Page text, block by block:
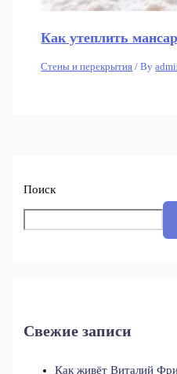
Как утеплить
Стены и перекрытия / By
Поиск
Свежие записи
Как живёт Виталий